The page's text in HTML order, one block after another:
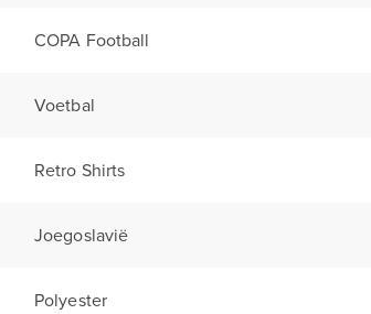
COPA Football
Voetbal
Retro Shirts
Joegoslavië
Polyester